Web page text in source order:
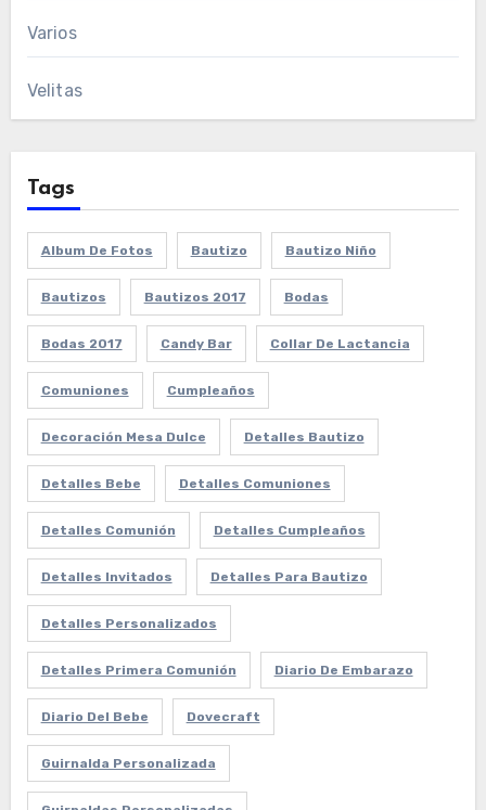
Varios
Velitas
Tags
Album De Fotos Bautizo Bautizo Niño
Bautizos Bautizos 2017 Bodas
Bodas 2017 Candy Bar Collar De Lactancia
Comuniones Cumpleaños
Decoración Mesa Dulce Detalles Bautizo
Detalles Bebe Detalles Comuniones
Detalles Comunión Detalles Cumpleaños
Detalles Invitados Detalles Para Bautizo
Detalles Personalizados
Detalles Primera Comunión Diario De Embarazo
Diario Del Bebe Dovecraft
Guirnalda Personalizada